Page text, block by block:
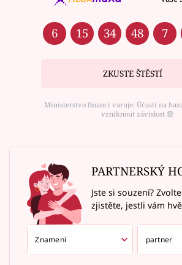
6 15 34 48 7
ZKUSTE ŠTĚSTÍ
Ministerstvo financí varuje: Účastí na
vzniknout závislost ⑱
PARTNERSKÝ
Jste si souzení?
zjistěte, jestli vám